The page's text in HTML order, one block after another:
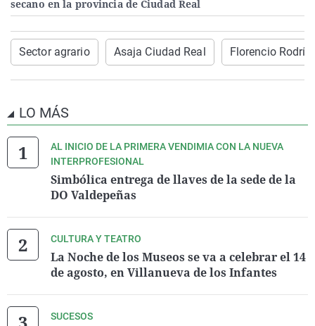
secano en la provincia de Ciudad Real
Sector agrario Asaja Ciudad Real Florencio
LO MÁS
AL INICIO DE LA PRIMERA VENDIMIA CON LA NUEVA
INTERPROFESIONAL
Simbólica entrega de llaves de la sede de la
DO Valdepeñas
CULTURA Y TEATRO
La Noche de los Museos se va a celebrar el 14
de agosto, en Villanueva de los Infantes
SUCESOS